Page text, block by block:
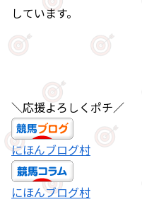
しています。
＼応援よろしくポチ／
にほんブログ村
にほんブログ村